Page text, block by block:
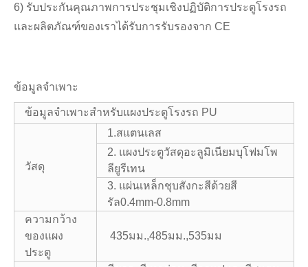
6) รับประกันคุณภาพการประชุมเชิงปฏิบัติการประตูโรงรถ
และผลิตภัณฑ์ของเราได้รับการรับรองจาก CE
ข้อมูลจำเพาะ
ข้อมูลจำเพาะสำหรับแผงประตูโรงรถ PU
วัสดุ
1.สแตนเลส
2. แผงประตูวัสดุอะลูมิเนียมบุโฟมโพ
ลียูรีเทน
3. แผ่นเหล็กชุบสังกะสีด้วยสี
รัล0.4mm-0.8mm
ความกว้าง
ของแผง
ประตู
435มม.,485มม.,535มม